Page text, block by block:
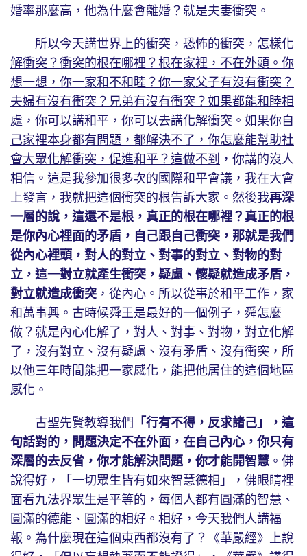
婚率那麼高，他為什麼會離婚？就是夫妻衝突 。
所以今天講世界上的衝突，恐怖的衝突， 怎樣化
解衝突？衝突的根在哪裡？根在家裡，不在外頭。你
想一想，你一家和不和睦？你一家父子有沒有衝突？
夫婦有沒有衝突？兄弟有沒有衝突？如果都能和睦相
處，你可以講和平，你可以去講化解衝突。如果你自
己家裡本身都有問題，都解決不了，你怎麼能幫助社
會大眾化解衝突，促進和平？這做不到 ，你講的沒人
相信。這是我參加很多次的國際和平會議，我在大會
上發言，我就把這個衝突的根告訴大家。然後我再深
一層的說，這還不是根，真正的根在哪裡？真正的根
是你內心裡面的矛盾，自己跟自己衝突，那就是我們
從內心裡頭，對人的對立、對事的對立、對物的對
立，這一對立就產生衝突，疑慮、懷疑就造成矛盾，
對立就造成衝突 ，從內心。所以從事於和平工作，家
和萬事興。古時候舜王是最好的一個例子，舜怎麼
做？就是內心化解了，對人、對事、對物，對立化解
了，沒有對立、沒有疑慮、沒有矛盾、沒有衝突，所
以他三年時間能把一家感化，能把他居住的這個地區
感化。
古聖先賢教導我們 「行有不得，反求諸己」，這
句話對的，問題決定不在外面，在自己內心，你只有
深層的去反省，你才能解決問題，你才能開智慧 。佛
說得好，「一切眾生皆有如來智慧德相」，佛眼睛裡
面看九法界眾生是平等的，每個人都有圓滿的智慧、
圓滿的德能、圓滿的相好。相好，今天我們人講福
報。為什麼現在這個東西都沒有了？《華嚴經》上說